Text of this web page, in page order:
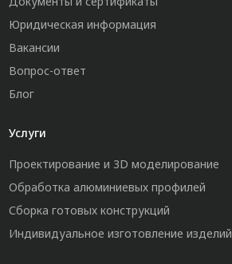
Юридическая информация
Вакансии
Вопрос-ответ
Блог
Услуги
Проектирование и 3D моделирование
Обработка алюминиевых профилей
Сборка готовых конструкций
Индивидуальное изготовление изделий